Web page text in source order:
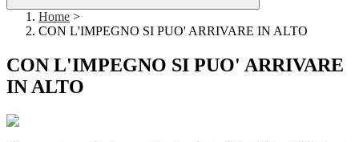
Home >
CON L'IMPEGNO SI PUO' ARRIVARE IN ALTO
CON L'IMPEGNO SI PUO' ARRIVARE
IN ALTO